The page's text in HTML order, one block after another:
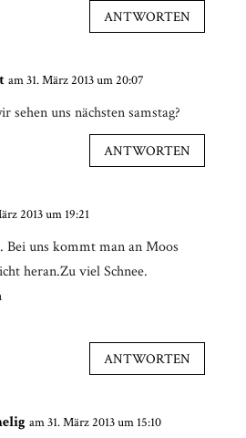
ANTWORTEN
am 31. März 2013 um 20:07
sehen uns nächsten samstag?
ANTWORTEN
2013 um 19:21
Bei uns kommt man an Moos
heran.Zu viel Schnee.
ANTWORTEN
am 31. März 2013 um 15:10